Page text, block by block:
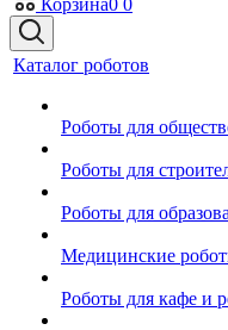
Корзина0 0
Каталог роботов
Роботы для
Роботы для
Роботы для
Медицинские
Роботы для кафе и